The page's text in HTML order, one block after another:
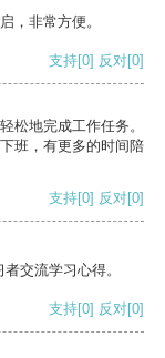
，非常方便。
支持[0] 反对[0]
松地完成工作任务。
班，有更多的时间陪
支持[0] 反对[0]
交流学习心得。
支持[0] 反对[0]